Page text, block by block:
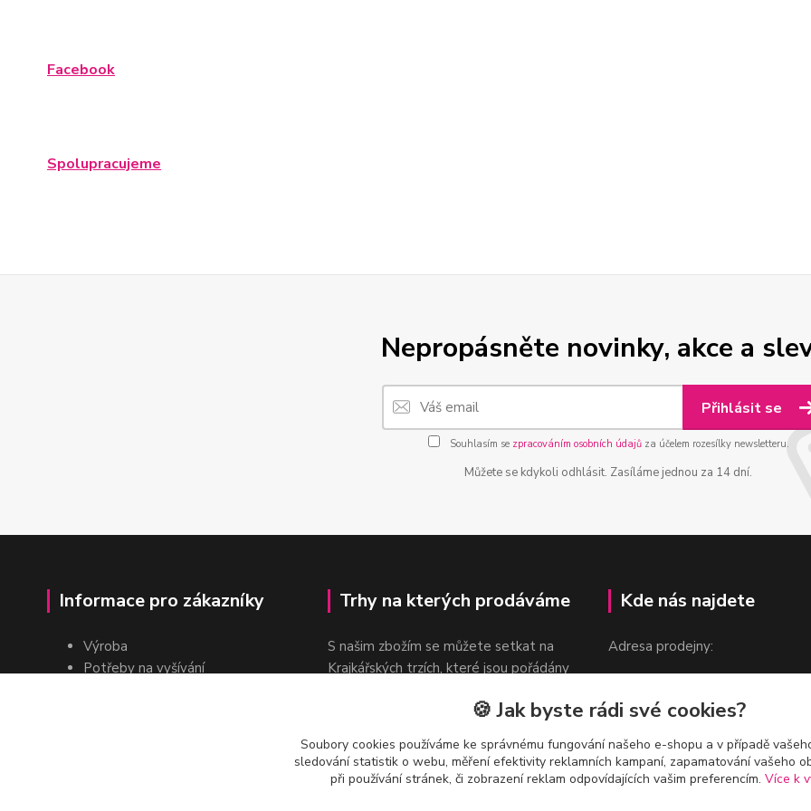
Facebook
Spolupracujeme
Nepropásněte novinky, akce a
Přihlásit se
Souhlasím se zpracováním osobních údajůza účelem rozesílky newsletteru.
Můžete se kdykoli odhlásit. Zasíláme jednou za 14 dní.
Informace pro zákazníky
Výroba
Potřeby na vyšívání
Trhy na kterých prodáváme
S našim zbožím se můžete setkat na
Krajkářských trzích, které jsou pořádány
Kde nás najdete
Adresa prodejny:
v blízkosti stanice Metra B -
Českomoravská
🍪 Jak byste rádi své cookies?
Soubory cookies používáme ke správnému fungování našeho e-shopu a v případě
sledování statistik o webu, měření efektivity reklamních kampaní, zapamatování vašeho
při používání stránek, či zobrazení reklam odpovídajících vašim preferencím. Více k